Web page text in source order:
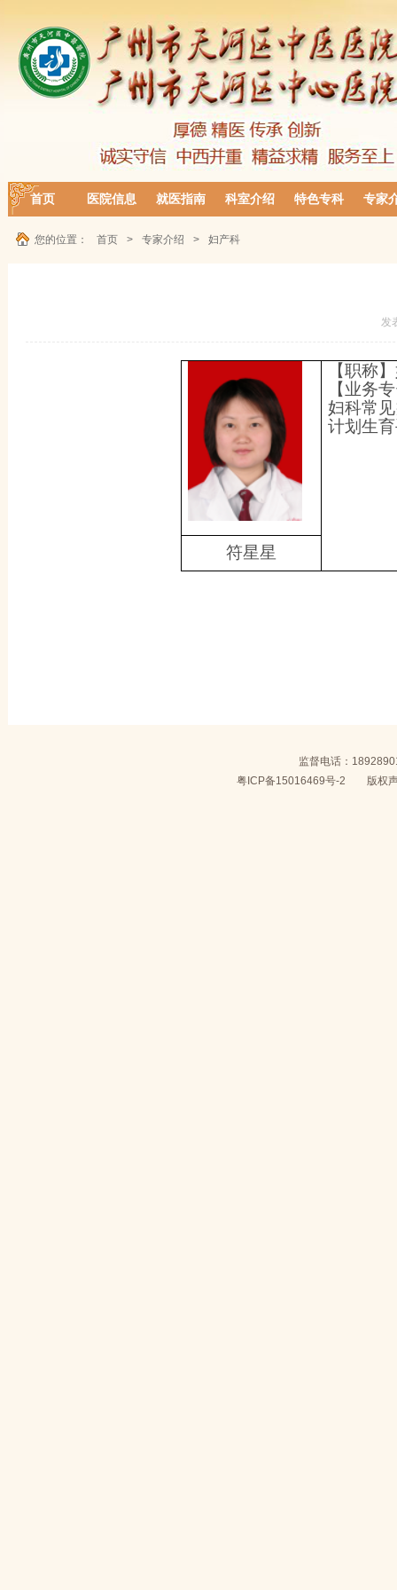
首页 医院信息 就医指南 科室介绍 特色专科 专家
您的位置： 首页 > 专家介绍 > 妇产科
发
【职称
【业务
妇科常
计划生
符星星